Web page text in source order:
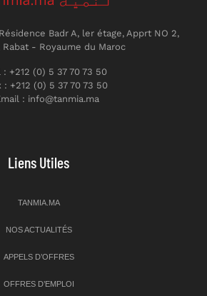
Badr A, ler étage, Apprt NO 2,
Rabat - Royaume du Maroc
: +212 (0) 5 37 70 73 50
: +212 (0) 5 37 70 73 50
: info@tanmia.ma
Liens Utiles
TANMIA.MA
NOS ACTUALITÉS
APPELS D’OFFRES
OFFRES D’EMPLOI